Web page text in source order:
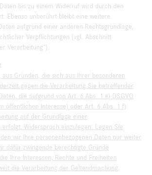
bis zu einem Widerruf wird durch den
Ebenso unberührt bleibt eine weitere
aufgrund einer anderen Rechtsgrundlage,
Verpflichtungen (vgl. Abschnitt
Verarbeitung“).
aus Gründen, die sich aus Ihrer besonderen
gegen die Verarbeitung Sie betreffender
die aufgrund von Art. 6 Abs. 1 e) DSGVO
öffentlichen Interesse) oder Art. 6 Abs. 1 f)
auf der Grundlage einer
erfolgt, Widerspruch einzulegen. Legen Sie
wir Ihre personenbezogenen Daten nur weiter
dafür zwingende berechtigte Gründe
Ihre Interessen, Rechte und Freiheiten
die Verarbeitung der Geltendmachung,